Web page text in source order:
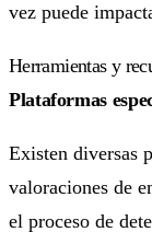
vez puede
Herramientas y
Plataformas
Existen diversas
valoraciones de
el proceso de